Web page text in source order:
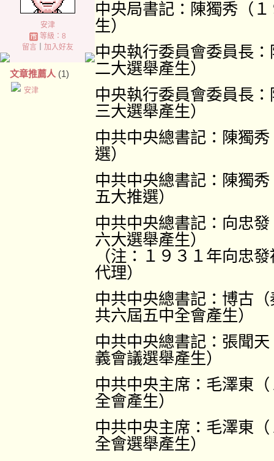
安津
等級：8
留言｜ 加入好友
文章推薦人 (1)
安津
中央局書記：陳獨秀（
生）
中央執行委員會委員長
二大選舉產生）
中央執行委員會委員長
三大選舉產生）
中共中央總書記：陳獨
選）
中共中央總書記：陳獨
五大推選）
中共中央總書記：向忠
六大選舉產生）
（注：１９３１年向忠
代理）
中共中央總書記：博古
共六屆五中全會產生）
中共中央總書記：張聞
義會議選舉產生）
中共中央主席：毛澤東
全會產生）
中共中央主席：毛澤東
全會選舉產生）